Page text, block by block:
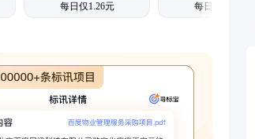
每日仅1.26元 每日仅1.08元